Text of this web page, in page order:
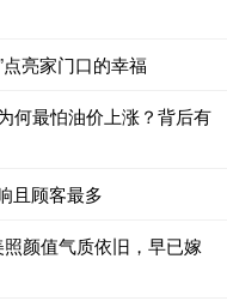
亮家门口的幸福
何最怕油价上涨？背后有
且顾客最多
颜值气质依旧，早已嫁